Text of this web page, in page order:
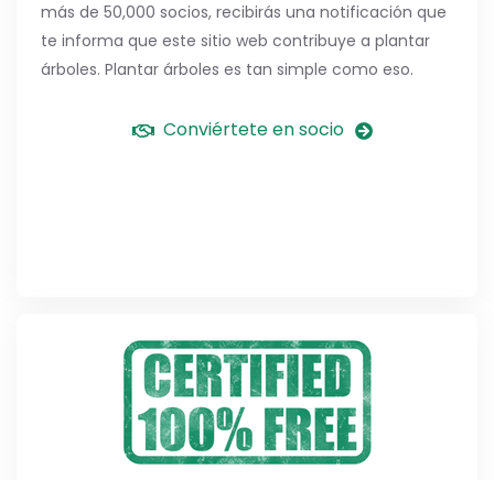
más de 50,000 socios, recibirás una notificación que
te informa que este sitio web contribuye a plantar
árboles. Plantar árboles es tan simple como eso.
Conviértete en socio